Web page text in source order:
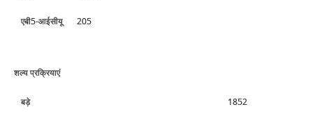
एबी5-आईसीयू 205
शल्‍य प्रक्रियाएं
बड़े 1852